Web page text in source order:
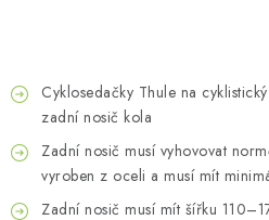
Cyklosedačky Thule na
zadní nosič kola
Zadní nosič musí vyhovovat
vyroben z oceli a musí mít
Zadní nosič musí mít šířku